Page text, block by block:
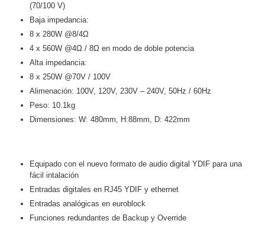
- TurboHD
TVI / AHD
/ CVI
Drones,
Robots e
Industrial
Cámaras
Industriales
Energía
de
Alimentación
Fuentes
de
Alimentación
(70/100 V)
Baja impedancia:
8 x 280W @8/4Ω
4 x 560W @4Ω / 8Ω en modo de doble potencia
Alta impedancia:
8 x 250W @70V / 100V
Alimenación: 100V, 120V, 230V – 240V, 50Hz / 60Hz
Peso: 10.1kg
Dimensiones: W: 480mm, H:88mm, D: 422mm
Equipado con el nuevo formato de audio digital YDIF para una
fácil intalación
Entradas digitales en RJ45 YDIF y ethernet
Entradas analógicas en euroblock
Funciones redundantes de Backup y Override